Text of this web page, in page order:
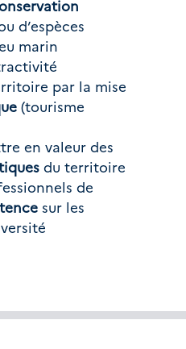
d’espèces
marin
par la mise
(tourisme
du territoire
sur les